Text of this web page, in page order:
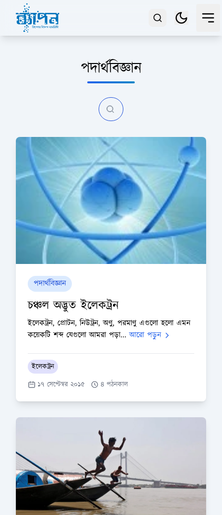
পদার্থবিজ্ঞান
পদার্থবিজ্ঞান
চঞ্চল অদ্ভুত ইলেকট্রন
ইলেকট্রন, প্রোটন, নিউট্রন, অণু, পরমাণু এগুলো হলো এমন
কয়েকটি শব্দ যেগুলো আমরা পড়া...আরো পড়ুন
ইলেকট্রন
১৭ সেপ্টেম্বর ২০১৫
৪ পঠনকাল